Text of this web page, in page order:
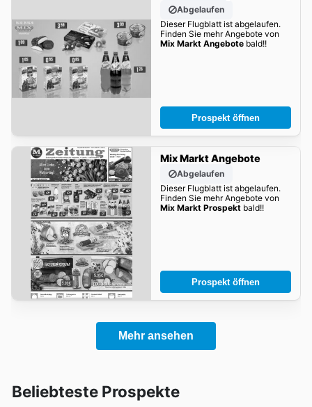
Abgelaufen
Dieser Flugblatt ist abgelaufen.
Finden Sie mehr Angebote von
Mix Markt Angebotebald!!
Prospekt öffnen
Mix Markt Angebote
Abgelaufen
Dieser Flugblatt ist abgelaufen.
Finden Sie mehr Angebote von
Mix Markt Prospektbald!!
Prospekt öffnen
Mehr ansehen
Beliebteste Prospekte